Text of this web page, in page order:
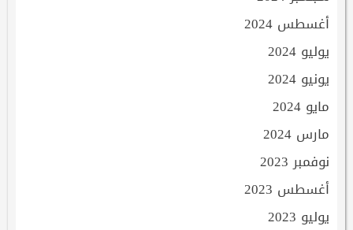
أغسطس 2024
يوليو 2024
يونيو 2024
مايو 2024
مارس 2024
نوفمبر 2023
أغسطس 2023
يوليو 2023